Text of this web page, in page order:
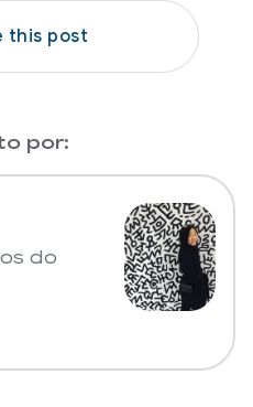
this post
por:
do